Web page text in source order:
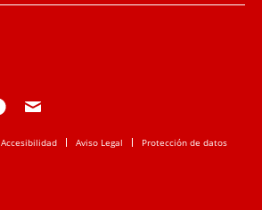
Accesibilidad Aviso Legal Protección de datos